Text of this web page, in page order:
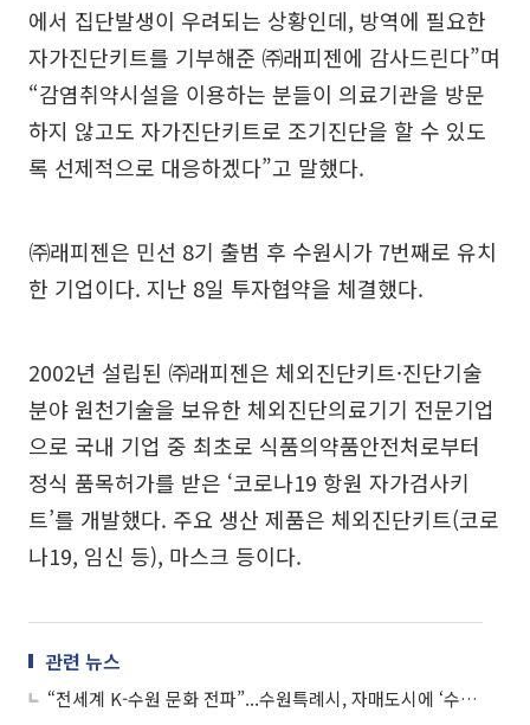
에서 집단발생이 우려되는 상황인데, 방역에 필요한
자가진단키트를 기부해준 ㈜래피젠에 감사드린다”며
“감염취약시설을 이용하는 분들이 의료기관을 방문
하지 않고도 자가진단키트로 조기진단을 할 수 있도
록 선제적으로 대응하겠다”고 말했다.
㈜래피젠은 민선 8기 출범 후 수원시가 7번째로 유치
한 기업이다. 지난 8일 투자협약을 체결했다.
2002년 설립된 ㈜래피젠은 체외진단키트·진단기술
분야 원천기술을 보유한 체외진단의료기기 전문기업
으로 국내 기업 중 최초로 식품의약품안전처로부터
정식 품목허가를 받은 ‘코로나19 항원 자가검사키
트’를 개발했다. 주요 생산 제품은 체외진단키트(코로
나19, 임신 등), 마스크 등이다.
관련 뉴스
“전세계 K-수원 문화 전파”...수원특례시, 자매도시에 ‘수원 말ㆍ멋ㆍ맛’ 매력 전파 ‘앞장’